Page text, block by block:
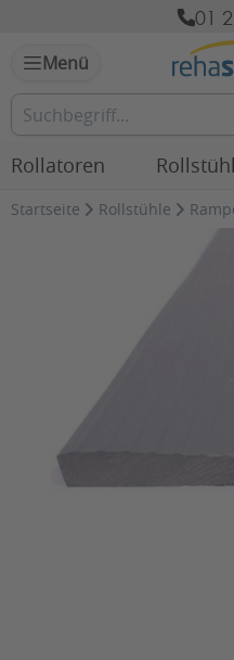
01
Menü
Rollatoren
Startseite Rollstühle